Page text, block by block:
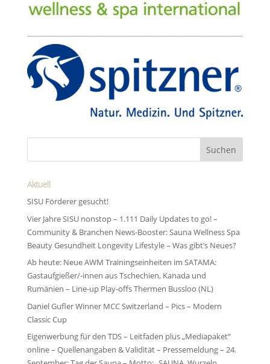
Aktuell
SISU Förderer gesucht!
Vier Jahre SISU nonstop – 1.111 Daily Updates to go! –
Community & Branchen News-Booster: Sauna Wellness Spa
Beauty Gesundheit Longevity Lifestyle – Was gibt’s Neues?
Ab heute: Neue AWM Trainingseinheiten im SATAMA:
Gastaufgießer/-innen aus Tschechien, Kanada und
Rumänien – Line-up Play-offs Thermen Bussloo (NL)
Daniel Gufler Winner MCC Switzerland – Pics – Modern
Classic Cup
Eigenwerbung für den TDS – Leitfaden plus „Mediapaket“
online – Quellenangaben & Validität – Pressemeldung – 24.